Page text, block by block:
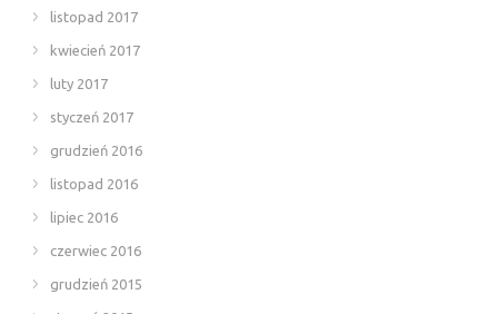
listopad 2017
kwiecień 2017
luty 2017
styczeń 2017
grudzień 2016
listopad 2016
lipiec 2016
czerwiec 2016
grudzień 2015